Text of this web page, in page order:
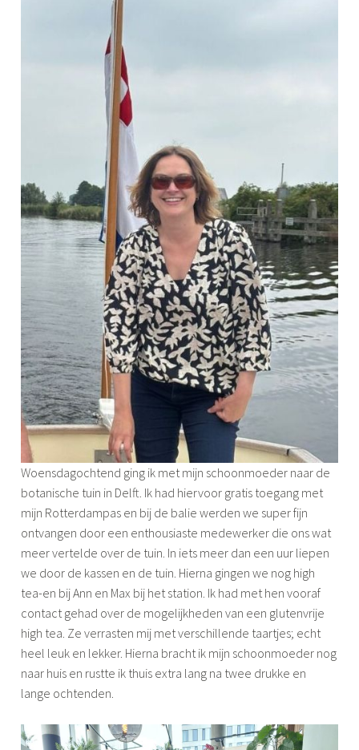
Woensdagochtend ging ik met mijn schoonmoeder naar de
botanische tuin in Delft. Ik had hiervoor gratis toegang met
mijn Rotterdampas en bij de balie werden we super fijn
ontvangen door een enthousiaste medewerker die ons wat
meer vertelde over de tuin. In iets meer dan een uur liepen
we door de kassen en de tuin. Hierna gingen we nog high
tea-en bij Ann en Max bij het station. Ik had met hen vooraf
contact gehad over de mogelijkheden van een glutenvrije
high tea. Ze verrasten mij met verschillende taartjes; echt
heel leuk en lekker. Hierna bracht ik mijn schoonmoeder nog
naar huis en rustte ik thuis extra lang na twee drukke en
lange ochtenden.